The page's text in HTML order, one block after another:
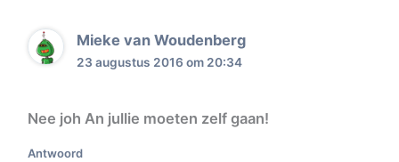
Mieke van Woudenberg
23 augustus 2016 om 20:34
Nee joh An jullie moeten zelf gaan!
Antwoord